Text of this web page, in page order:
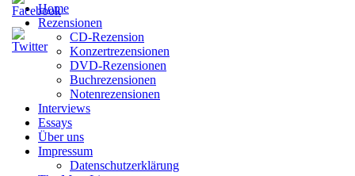
Home
Rezensionen
CD-Rezension
Konzertrezensionen
DVD-Rezensionen
Buchrezensionen
Notenrezensionen
Interviews
Essays
Über uns
Impressum
Datenschutzerklärung